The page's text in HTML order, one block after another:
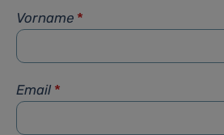
Vorname *
Email *